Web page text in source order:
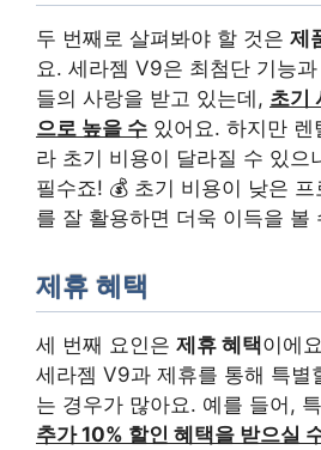
두 번째로 살펴봐야 할 것은 제
요. 세라젬 V9은 최첨단 기능
들의 사랑을 받고 있는데, 초기
으로 높을 수 있어요. 하지만
라 초기 비용이 달라질 수 있으
필수죠! 💰 초기 비용이 낮은 프
를 잘 활용하면 더욱 이득을 볼
제휴 혜택
세 번째 요인은 제휴 혜택이에
세라젬 V9과 제휴를 통해 특별
는 경우가 많아요. 예를 들어,
추가 10% 할인 혜택을 받으실